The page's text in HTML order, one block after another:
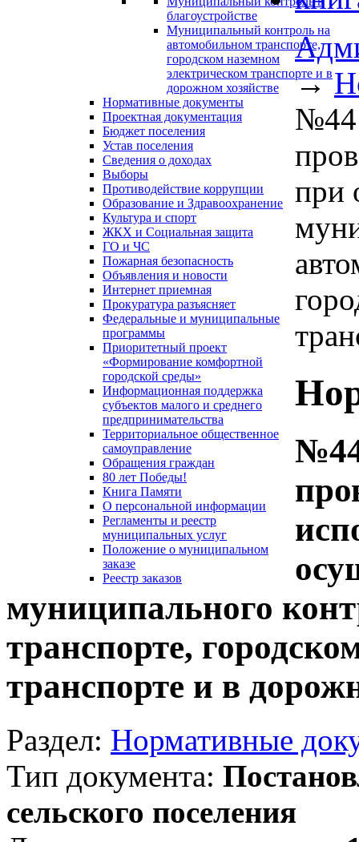
благоустройстве
Муниципальный контроль на
автомобильном транспорте,
городском наземном
электрическом транспорте и в
дорожном хозяйстве
Нормативные документы
Проектная документация
Бюджет поселения
Устав поселения
Сведения о доходах
Выборы
Противодействие коррупции
Образование и Здравоохранение
Культура и спорт
ЖКХ и Социальная защита
ГО и ЧС
Пожарная безопасность
Объявления и новости
Интернет приемная
Прокуратура разъясняет
Федеральные и муниципальные
программы
Приоритетный проект
«Формирование комфортной
городской среды»
Информационная поддержка
субъектов малого и среднего
предпринимательства
Территориальное общественное
самоуправление
Обращения граждан
80 лет Победы!
Книга Памяти
О персональной информации
Регламенты и реестр
муниципальных услуг
Положение о муниципальном
заказе
Реестр заказов
→
№44
при
муниципального
транспорте,
транспорте и в
Раздел: Нормативные
Тип документа:
сельского поселения